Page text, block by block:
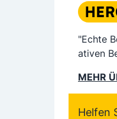
"Echte
ativen
MEHR
Helfen